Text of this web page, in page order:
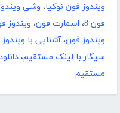
ویندوز فون نوکیا، وشی
فون 8 ، اسمارت فون، ویندوز
ویندوز فون،آشنایی با
سیگار با لینک مستقیم،
مستقیم